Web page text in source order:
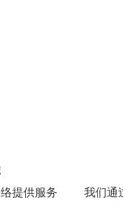
提供服务
我们通